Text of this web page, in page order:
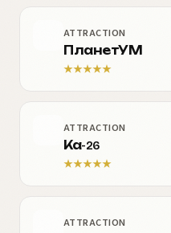
ATTRACTION
ПланетУМ
★★★★★
ATTRACTION
Ка-26
★★★★★
ATTRACTION